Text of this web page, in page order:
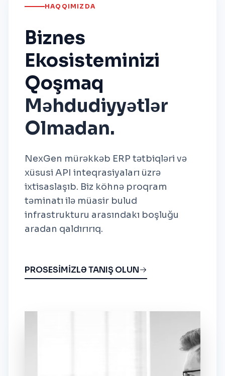
HAQQIMIZDA
Biznes
Ekosisteminizi
Qoşmaq
Məhdudiyyətlər
Olmadan.
NexGen mürəkkəb ERP tətbiqləri və
xüsusi API inteqrasiyaları üzrə
ixtisaslaşıb. Biz köhnə proqram
təminatı ilə müasir bulud
infrastrukturu arasındakı boşluğu
aradan qaldırırıq.
PROSESİMİZLƏ TANIŞ OLUN